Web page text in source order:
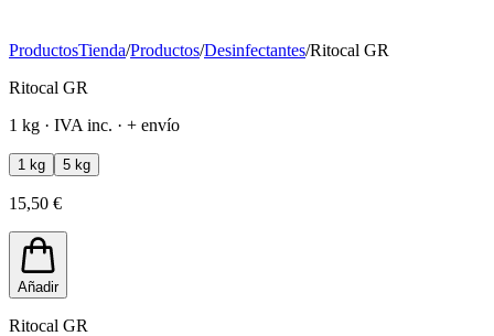
ProductosTienda/Productos/Desinfectantes/Ritocal GR
Ritocal GR
1 kg · IVA inc. · + envío
1 kg 5 kg
15,50 €
Añadir
Ritocal GR